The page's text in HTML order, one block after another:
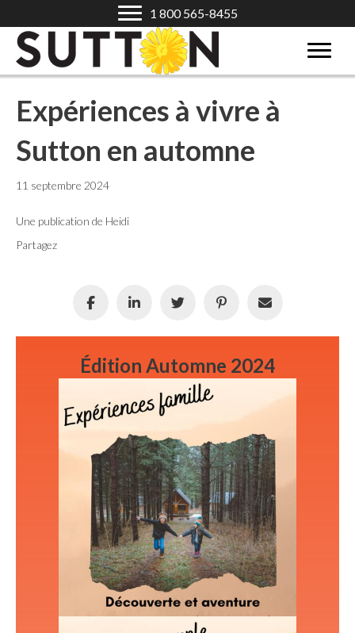
1 800 565-8455
Expériences à vivre à
Sutton en automne
11 septembre 2024
Une publication de Heidi
Partagez
Édition Automne 2024